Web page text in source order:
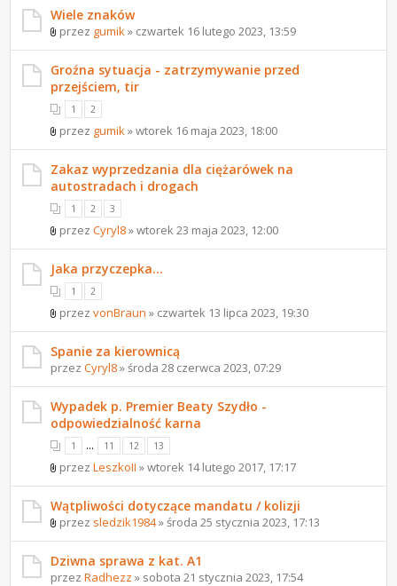
Wiele znaków
przez gumik » czwartek 16 lutego 2023, 13:59
Groźna sytuacja - zatrzymywanie przed
przejściem, tir
1 2
przez gumik » wtorek 16 maja 2023, 18:00
Zakaz wyprzedzania dla ciężarówek na
autostradach i drogach
1 2 3
przezCyryl8» wtorek 23 maja 2023, 12:00
Jaka przyczepka...
1 2
przezvonBraun » czwartek 13 lipca 2023, 19:30
Spanie za kierownicą
przezCyryl8» środa 28 czerwca 2023, 07:29
Wypadek p. Premier Beaty Szydło -
odpowiedzialność karna
1 ... 11 12 13
przezLeszkoII » wtorek 14 lutego 2017, 17:17
Wątpliwości dotyczące mandatu / kolizji
przez sledzik1984» środa 25 stycznia 2023, 17:13
Dziwna sprawa z kat. A1
przezRadhezz » sobota 21 stycznia 2023, 17:54